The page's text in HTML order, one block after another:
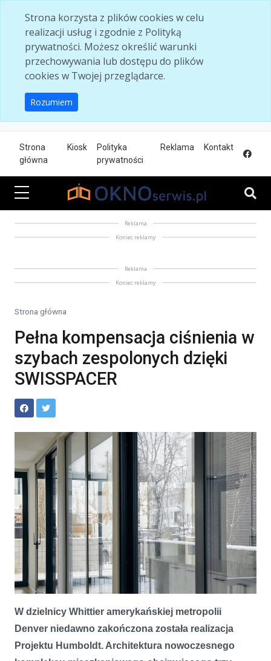
Strona korzysta z plików cookies w celu
realizacji usług i zgodnie z Polityką
prywatności. Możesz określić warunki
przechowywania lub dostępu do plików
cookies w Twojej przeglądarce.
Rozumiem
Strona
główna
Kiosk
Polityka
prywatności
Reklama Kontakt
Reklama
Koniec reklamy
Reklama
Koniec reklamy
Strona główna
Pełna kompensacja ciśnienia w
szybach zespolonych dzięki
SWISSPACER
SWISSPACER
W dzielnicy Whittier amerykańskiej metropolii
Denver niedawno zakończona została realizacja
Projektu Humboldt. Architektura nowoczesnego